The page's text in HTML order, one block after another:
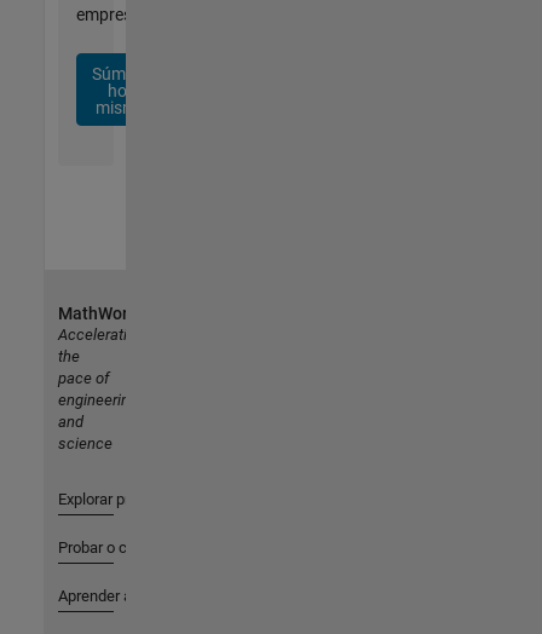
empresa.
Súmese
hoy
mismo
MathWorks
Accelerating
the
pace of
engineering
and
science
Explorar productos
Probar o comprar
Aprender a utilizar